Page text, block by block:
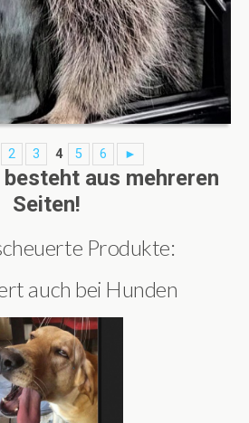
2 3 4 5 6 ►
aus mehreren
Seiten!
Produkte:
auch bei Hunden